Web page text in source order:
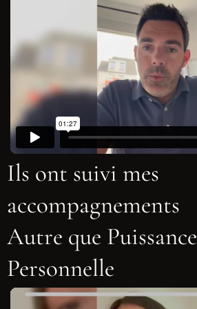
Ils ont suivi mes
accompagnements
Autre que Puissance
Personnelle